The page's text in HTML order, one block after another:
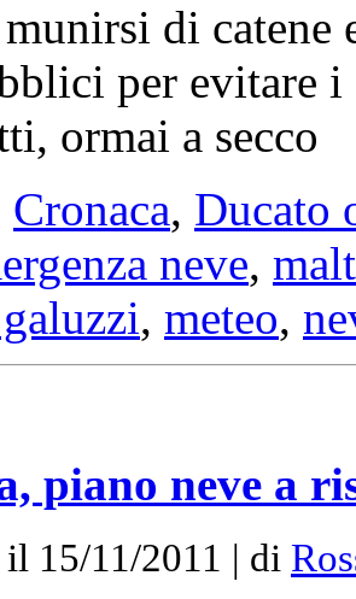
di catene
per evitare
ormai a secco
Cronaca, Ducato
neve,
, meteo,
piano neve a
15/11/2011 | di